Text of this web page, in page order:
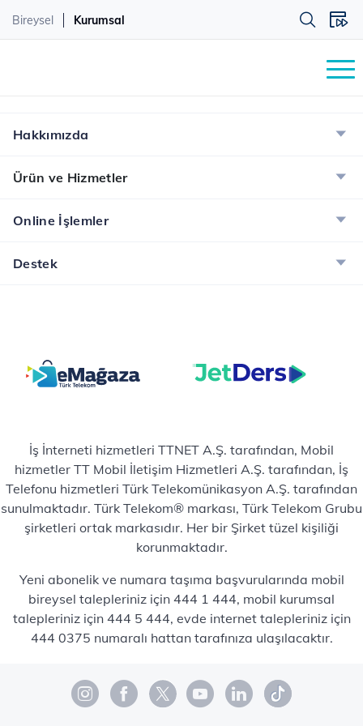
Bireysel Kurumsal
Hakkımızda
Ürün ve Hizmetler
Online İşlemler
Destek
İş İnterneti hizmetleri TTNET A.Ş. tarafından, Mobil
hizmetler TT Mobil İletişim Hizmetleri A.Ş. tarafından, İş
Telefonu hizmetleri Türk Telekomünikasyon A.Ş. tarafından
sunulmaktadır. Türk Telekom® markası, Türk Telekom Grubu
şirketleri ortak markasıdır. Her bir Şirket tüzel kişiliği
korunmaktadır.
Yeni abonelik ve numara taşıma başvurularında mobil
bireysel talepleriniz için 444 1 444, mobil kurumsal
talepleriniz için 444 5 444, evde internet talepleriniz için
444 0375 numaralı hattan tarafınıza ulaşılacaktır.